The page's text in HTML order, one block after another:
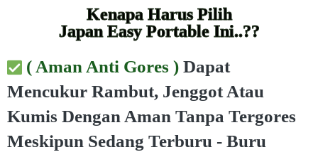
Kenapa Harus Pilih
Japan Easy Portable Ini..??
( Aman Anti Gores ) Dapat
Mencukur Rambut, Jenggot Atau
Kumis Dengan Aman Tanpa Tergores
Meskipun Sedang Terburu - Buru